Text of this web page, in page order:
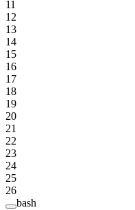
11
12
13
14
15
16
17
18
19
20
21
22
23
24
25
26
bash